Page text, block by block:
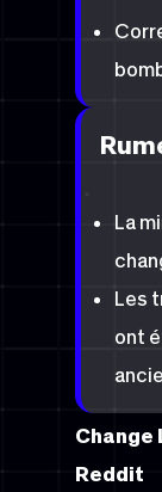
La
Les
ont
Change
Reddit